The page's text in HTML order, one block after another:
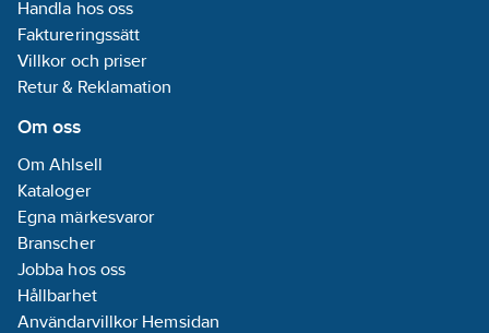
Handla hos oss
Faktureringssätt
Villkor och priser
Retur & Reklamation
Om oss
Om Ahlsell
Kataloger
Egna märkesvaror
Branscher
Jobba hos oss
Hållbarhet
Användarvillkor Hemsidan